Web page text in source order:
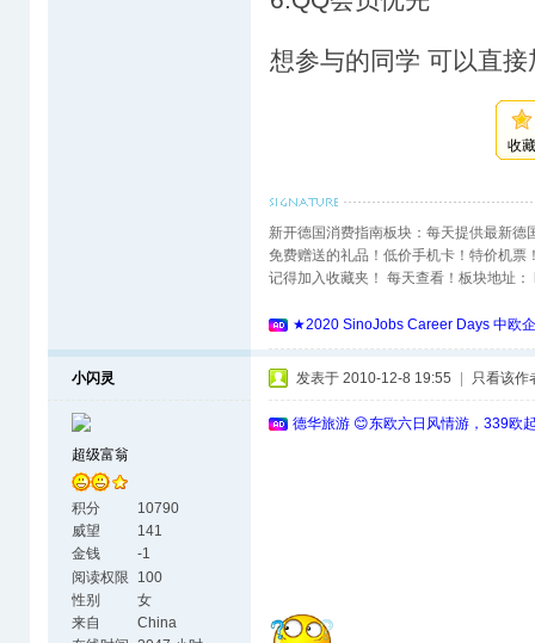
想参与的同学 可以直
收
新开德国消费指南板块：每天提供最新德
免费赠送的礼品！低价手机卡！特价机票
记得加入收藏夹！ 每天查看！板块地址
★2020 SinoJobs Career Days 中欧
小闪灵
超级富翁
积分
10790
威望
141
金钱
-1
阅读权限
100
性别
女
来自
China
发表于 2010-12-8 19:55 只看该作
德华旅游 😊东欧六日风情游，339欧